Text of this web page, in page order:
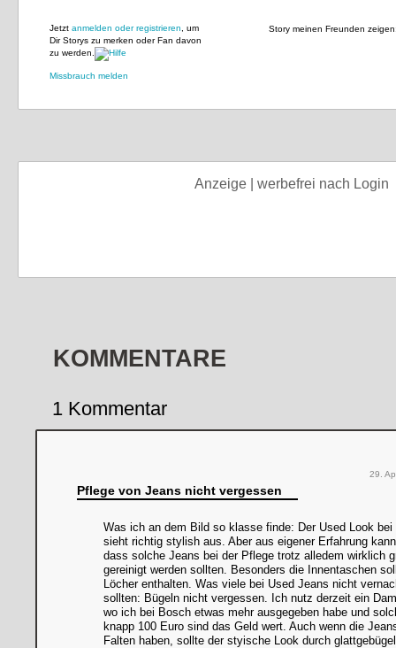
Story meinen Freunden
Jetzt anmelden oder registrieren , um
Dir Storys zu merken oder Fan davon
zu werden.
Missbrauch melden
Anzeige | werbefrei nach Login
KOMMENTARE
1 Kommentar
Pflege von Jeans nicht vergessen
29.
Was ich an dem Bild so klasse finde: Der Used Look bei
sieht richtig stylish aus. Aber aus eigener Erfahrung
dass solche Jeans bei der Pflege trotz alledem wirklich
gereinigt werden sollten. Besonders die Innentaschen
Löcher enthalten. Was viele bei Used Jeans nicht
sollten: Bügeln nicht vergessen. Ich nutz derzeit ein
wo ich bei Bosch etwas mehr ausgegeben habe und
knapp 100 Euro sind das Geld wert. Auch wenn die
Falten haben, sollte der styische Look durch